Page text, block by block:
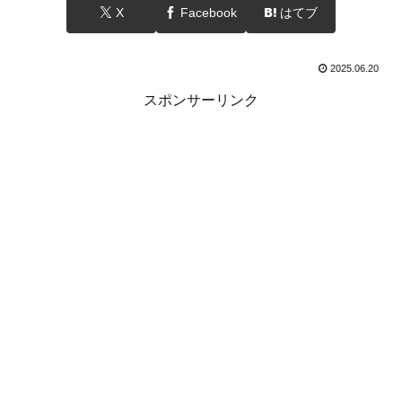
X Facebook はてブ
2025.06.20
スポンサーリンク